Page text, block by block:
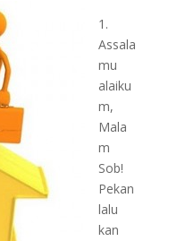
1.
Assala
mu
alaiku
m,
Mala
m
Sob!
Pekan
lalu
kan